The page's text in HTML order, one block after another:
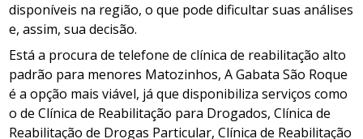
disponíveis na região, o que pode dificultar suas análises
e, assim, sua decisão.
Está a procura de telefone de clínica de reabilitação alto
padrão para menores Matozinhos, A Gabata São Roque
é a opção mais viável, já que disponibiliza serviços como
o de Clínica de Reabilitação para Drogados, Clínica de
Reabilitação de Drogas Particular, Clínica de Reabilitação